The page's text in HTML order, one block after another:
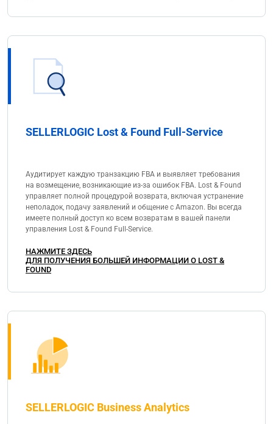
SELLERLOGIC Lost & Found Full-Service
Аудитирует каждую транзакцию FBA и выявляет требования
на возмещение, возникающие из-за ошибок FBA. Lost & Found
управляет полной процедурой возврата, включая устранение
неполадок, подачу заявлений и общение с Amazon. Вы всегда
имеете полный доступ ко всем возвратам в вашей панели
управления Lost & Found Full-Service.
НАЖМИТЕ ЗДЕСЬ
ДЛЯ ПОЛУЧЕНИЯ БОЛЬШЕЙ ИНФОРМАЦИИ О LOST &
FOUND
SELLERLOGIC Business Analytics